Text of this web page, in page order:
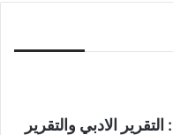
الجمع العام العادي 2019-2020 : التقرير الادبي والتقرير